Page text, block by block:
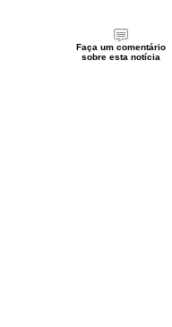
Faça um comentário
sobre esta notícia